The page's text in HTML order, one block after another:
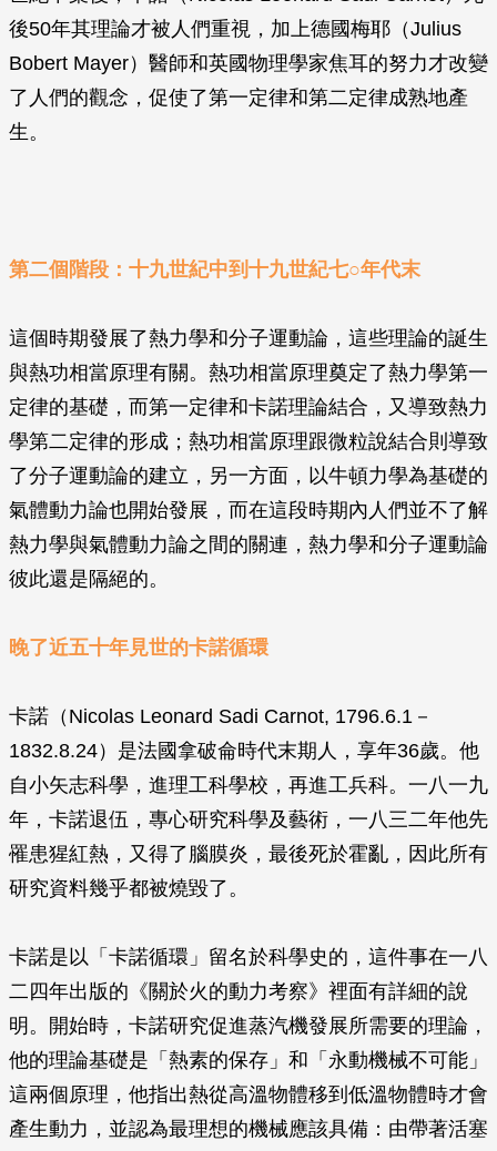
後50年其理論才被人們重視，加上德國梅耶（Julius
Bobert Mayer）醫師和英國物理學家焦耳的努力才改變
了人們的觀念，促使了第一定律和第二定律成熟地產
生。
第二個階段：十九世紀中到十九世紀七○年代末
這個時期發展了熱力學和分子運動論，這些理論的誕生
與熱功相當原理有關。熱功相當原理奠定了熱力學第一
定律的基礎，而第一定律和卡諾理論結合，又導致熱力
學第二定律的形成；熱功相當原理跟微粒說結合則導致
了分子運動論的建立，另一方面，以牛頓力學為基礎的
氣體動力論也開始發展，而在這段時期內人們並不了解
熱力學與氣體動力論之間的關連，熱力學和分子運動論
彼此還是隔絕的。
晚了近五十年見世的卡諾循環
卡諾（Nicolas Leonard Sadi Carnot, 1796.6.1－
1832.8.24）是法國拿破侖時代末期人，享年36歲。他
自小矢志科學，進理工科學校，再進工兵科。一八一九
年，卡諾退伍，專心研究科學及藝術，一八三二年他先
罹患猩紅熱，又得了腦膜炎，最後死於霍亂，因此所有
研究資料幾乎都被燒毀了。
卡諾是以「卡諾循環」留名於科學史的，這件事在一八
二四年出版的《關於火的動力考察》裡面有詳細的說
明。開始時，卡諾研究促進蒸汽機發展所需要的理論，
他的理論基礎是「熱素的保存」和「永動機械不可能」
這兩個原理，他指出熱從高溫物體移到低溫物體時才會
產生動力，並認為最理想的機械應該具備：由帶著活塞